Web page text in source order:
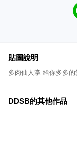
貼圖說明
多肉仙人掌 給你多多
DDSB的其他作品